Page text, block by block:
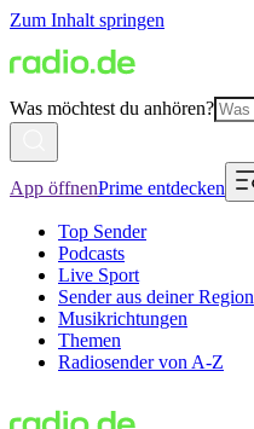
Zum Inhalt springen
Was möchtest du anhören?
App öffnenPrime entdecken
Top Sender
Podcasts
Live Sport
Sender aus deiner Region
Musikrichtungen
Themen
Radiosender von A-Z